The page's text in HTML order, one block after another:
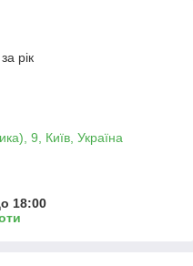
рік
9, Київ, Україна
18:00